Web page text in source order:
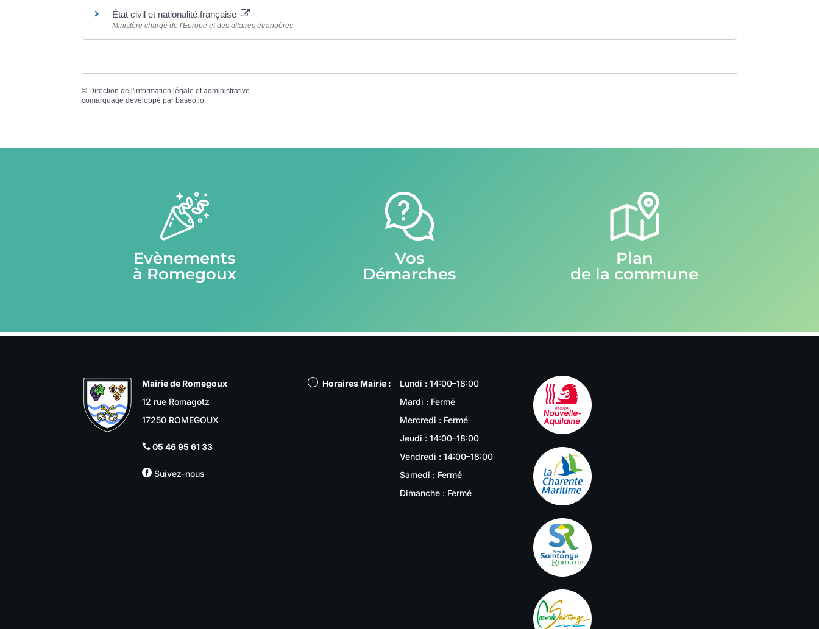
État civil et nationalité française
Ministère chargé de l'Europe et des affaires étrangères
© Direction de l'information légale et administrative
comarquage developpé par baseo.io
Evènements
à Romegoux
Vos
Démarches
Plan
de la commune
Mairie de Romegoux
12 rue Romagotz
17250 ROMEGOUX
 05 46 95 61 33
 Suivez-nous
} Horaires Mairie :
Lundi : 14:00–18:00
Mardi : Fermé
Mercredi : Fermé
Jeudi : 14:00–18:00
Vendredi : 14:00–18:00
Samedi : Fermé
Dimanche : Fermé